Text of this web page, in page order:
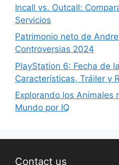
Incall vs. Outcall:
Servicios
Patrimonio neto de
Controversias 2024
PlayStation 6: Fecha de
Características, Tráiler y
Explorando los Animales
Mundo por IQ
Contact us